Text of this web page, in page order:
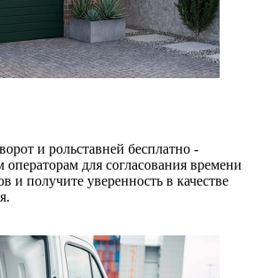
и рольставней бесплатно -
для согласования времени
и получите уверенность в качестве